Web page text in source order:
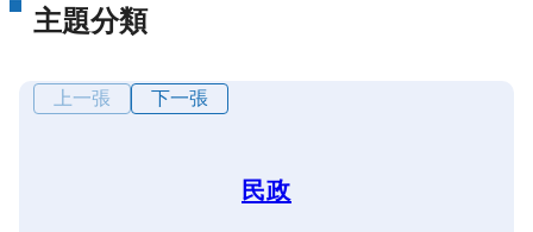
主題分類
上一張 下一張
民政